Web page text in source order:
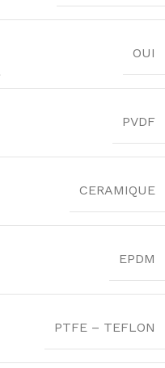
OUI
PVDF
CERAMIQUE
EPDM
PTFE – TEFLON